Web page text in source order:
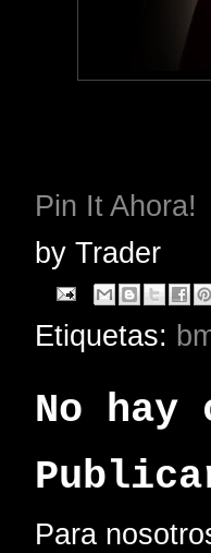
Pin It Ahora!
by Trader
Etiquetas:
No hay
Para